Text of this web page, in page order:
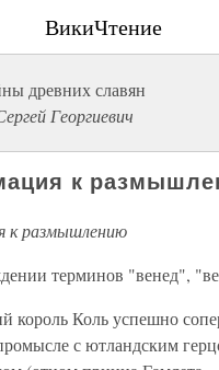
ВикиЧтение
древних славян
Георгиевич
к
к размышлению
терминов "венед",
король Коль успешно
с ютландским